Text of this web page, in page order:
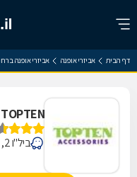
דף הבית אביזרי אופנה אביזרי אופנה
TOPTEN
ביל"ו 2, קניון רחובות